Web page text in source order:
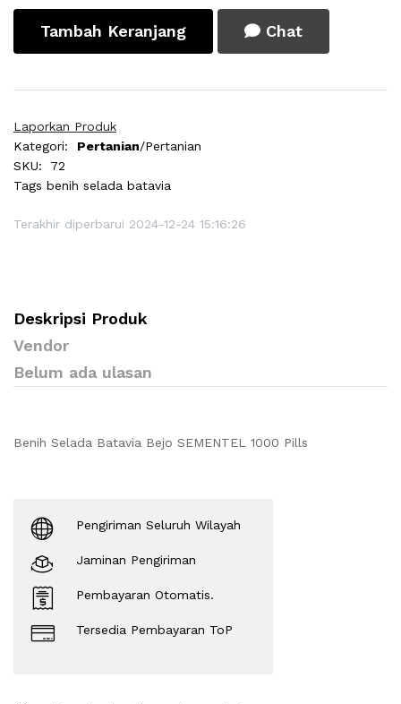
Tambah Keranjang Chat
Laporkan Produk
Kategori:
Pertanian/Pertanian
SKU:
72
Tags benih selada batavia
Terakhir diperbarui 2024-12-24 15:16:26
Deskripsi Produk
Vendor
Belum ada ulasan
Benih Selada Batavia Bejo SEMENTEL 1000 Pills
Pengiriman Seluruh Wilayah
Jaminan Pengiriman
Pembayaran Otomatis.
Tersedia Pembayaran ToP